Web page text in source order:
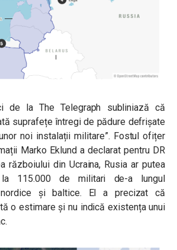
de la The Telegraph subliniază că
suprafețe întregi de pădure defrișate
noi instalații militare”. Fostul ofițer
Marko Eklund a declarat pentru DR
războiului din Ucraina, Rusia ar putea
115.000 de militari de-a lungul
și baltice. El a precizat că
o estimare și nu indică existența unui